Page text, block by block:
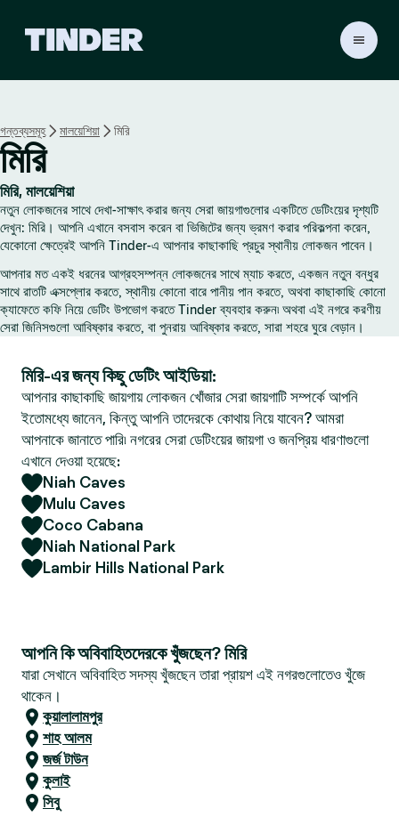
গন্তব্যসমূহ মালয়েশিয়া মিরি
মিরি
মিরি, মালয়েশিয়া
নতুন লোকজনের সাথে দেখা-সাক্ষাৎ করার জন্য সেরা জায়গাগুলোর একটিতে ডেটিংয়ের দৃশ্যটি
দেখুন: মিরি। আপনি এখানে বসবাস করেন বা ভিজিটের জন্য ভ্রমণ করার পরিকল্পনা করেন,
যেকোনো ক্ষেত্রেই আপনি Tinder-এ আপনার কাছাকাছি প্রচুর স্থানীয় লোকজন পাবেন।
আপনার মত একই ধরনের আগ্রহসম্পন্ন লোকজনের সাথে ম্যাচ করতে, একজন নতুন বন্ধুর
সাথে রাতটি এক্সপ্লোর করতে, স্থানীয় কোনো বারে পানীয় পান করতে, অথবা কাছাকাছি কোনো
ক্যাফেতে কফি নিয়ে ডেটিং উপভোগ করতে Tinder ব্যবহার করুন৷ অথবা এই নগরে করণীয়
সেরা জিনিসগুলো আবিষ্কার করতে, বা পুনরায় আবিষ্কার করতে, সারা শহরে ঘুরে বেড়ান।
মিরি-এর জন্য কিছু ডেটিং আইডিয়া:
আপনার কাছাকাছি জায়গায় লোকজন খোঁজার সেরা জায়গাটি সম্পর্কে আপনি
ইতোমধ্যে জানেন, কিন্তু আপনি তাদেরকে কোথায় নিয়ে যাবেন? আমরা
আপনাকে জানাতে পারি৷ নগরের সেরা ডেটিংয়ের জায়গা ও জনপ্রিয় ধারণাগুলো
এখানে দেওয়া হয়েছে:
Niah Caves
Mulu Caves
Coco Cabana
Niah National Park
Lambir Hills National Park
আপনি কি অবিবাহিতদেরকে খুঁজছেন? মিরি
যারা সেখানে অবিবাহিত সদস্য খুঁজছেন তারা প্রায়শ এই নগরগুলোতেও খুঁজে
থাকেন।
কুয়ালালামপুর
শাহ আলম
জর্জ টাউন
কুলাই
সিবু